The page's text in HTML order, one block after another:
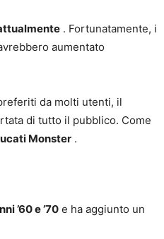
. Fortunatamente, i
aumentato
da molti utenti, il
di tutto il pubblico. Come
Monster .
’60 e ’70 e ha aggiunto un